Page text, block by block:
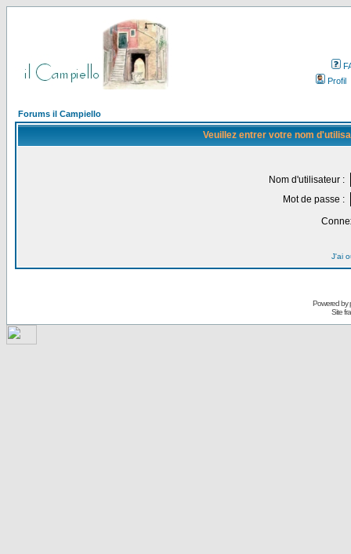
Profil
Forums il Campiello
Veuillez entrer votre nom
Nom d'utilisateur :
Mot de passe :
J'ai
Powered by
Site